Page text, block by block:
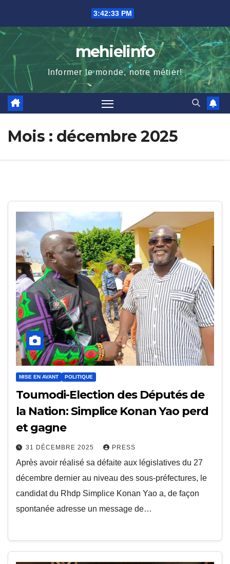
content
3:42:35 PM
mehielinfo
Informer le monde, notre métier!
Mois : décembre 2025
MISE EN AVANT POLITIQUE
Toumodi-Election des Députés de
la Nation: Simplice Konan Yao perd
et gagne
31 DÉCEMBRE 2025 PRESS
Après avoir réalisé sa défaite aux législatives du 27
décembre dernier au niveau des sous-préfectures, le
candidat du Rhdp Simplice Konan Yao a, de façon
spontanée adresse un message de…